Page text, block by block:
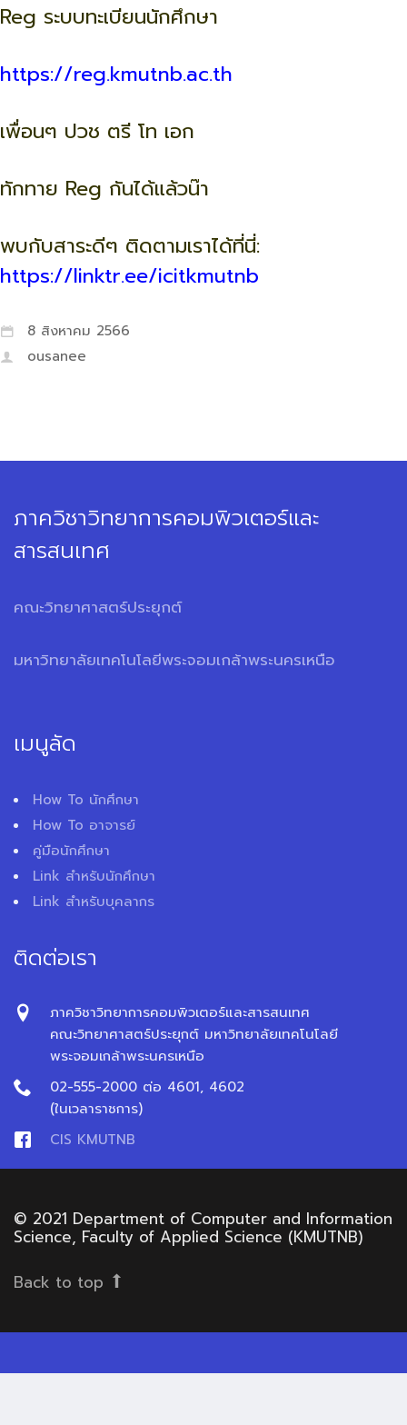
Reg ระบบทะเบียนนักศึกษา
https://reg.kmutnb.ac.th
เพื่อนๆ ปวช ตรี โท เอก
ทักทาย Reg กันได้แล้วน๊า
พบกับสาระดีๆ ติดตามเราได้ที่นี่:
https://linktr.ee/icitkmutnb
8 สิงหาคม 2566
ousanee
ภาควิชาวิทยาการคอมพิวเตอร์และ
สารสนเทศ
คณะวิทยาศาสตร์ประยุกต์
มหาวิทยาลัยเทคโนโลยีพระจอมเกล้าพระนครเหนือ
เมนูลัด
How To นักศึกษา
How To อาจารย์
คู่มือนักศึกษา
Link สำหรับนักศึกษา
Link สำหรับบุคลากร
ติดต่อเรา
ภาควิชาวิทยาการคอมพิวเตอร์และสารสนเทศ
คณะวิทยาศาสตร์ประยุกต์ มหาวิทยาลัยเทคโนโลยี
พระจอมเกล้าพระนครเหนือ
02-555-2000 ต่อ 4601, 4602
(ในเวลาราชการ)
CIS KMUTNB
© 2021 Department of Computer and Information
Science, Faculty of Applied Science (KMUTNB)
Back to top